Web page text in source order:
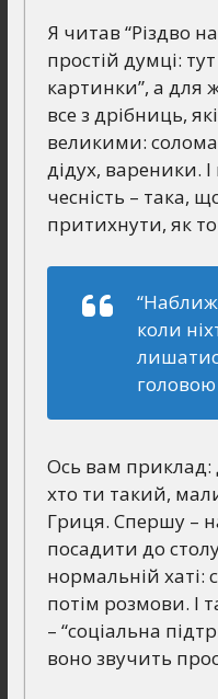
Я читав “Різдво
простій думці:
картинки”, а для
все з дрібниць,
великими: солома
дідух, вареники. І
чесність – така,
притихнути, як
коли
головою
Ось вам приклад:
хто ти такий,
Гриця. Спершу –
посадити до
нормальній хаті:
потім розмови. І
– “соціальна
воно звучить